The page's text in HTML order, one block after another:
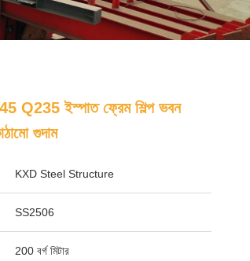
Q235 ইস্পাত ফ্রেম শিল্প ভবন
গুদাম
KXD Steel Structure
SS2506
200 বর্গ মিটার